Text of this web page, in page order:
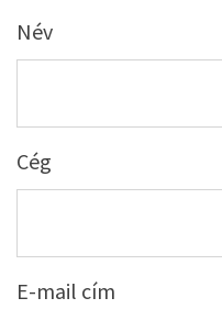
Név
Cég
E-mail cím